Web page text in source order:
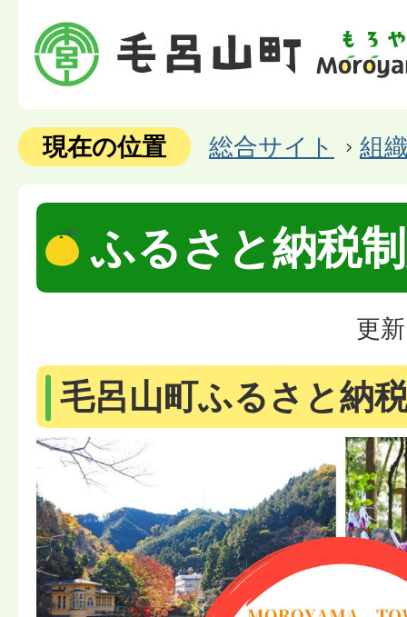
現在の位置 総合サイト 組
ふるさと納税
更
毛呂山町ふるさと納